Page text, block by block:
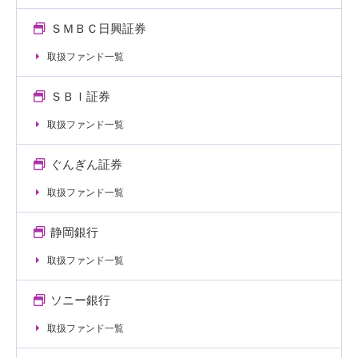
ＳＭＢＣ日興証券
取扱ファンド一覧
ＳＢＩ証券
取扱ファンド一覧
ぐんぎん証券
取扱ファンド一覧
静岡銀行
取扱ファンド一覧
ソニー銀行
取扱ファンド一覧